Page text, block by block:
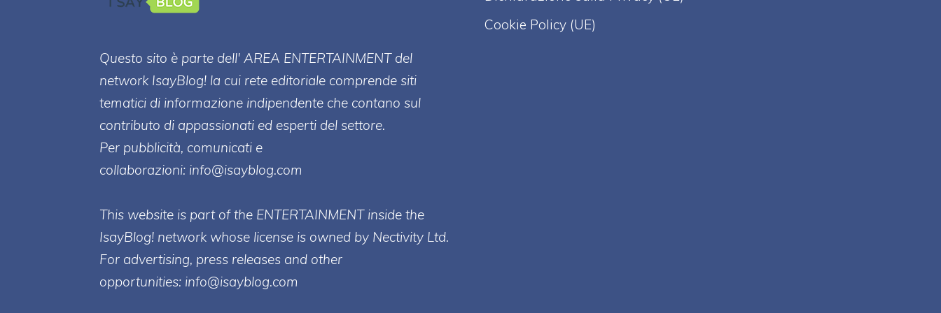
Questo sito è parte dell' AREA ENTERTAINMENT del
network IsayBlog! la cui rete editoriale comprende siti
tematici di informazione indipendente che contano sul
contributo di appassionati ed esperti del settore.
Per pubblicità, comunicati e
collaborazioni: info@isayblog.com
This website is part of the ENTERTAINMENT inside the
IsayBlog! network whose license is owned by Nectivity Ltd.
For advertising, press releases and other
opportunities: info@isayblog.com
Cookie Policy (UE)